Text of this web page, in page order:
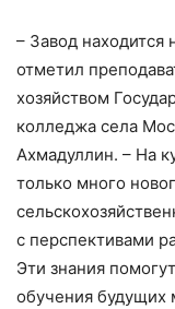
– Завод находится
отметил
хозяйством
колледжа села
Ахмадуллин. – На
только много
с перспективами
Эти знания
обучения будущих